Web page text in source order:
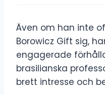
Även om han inte
Borowicz Gift sig,
engagerade
brasilianska
brett intresse och